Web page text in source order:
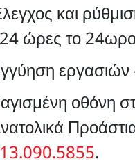
και
ώρες το
εργασιών
οθόνη
.